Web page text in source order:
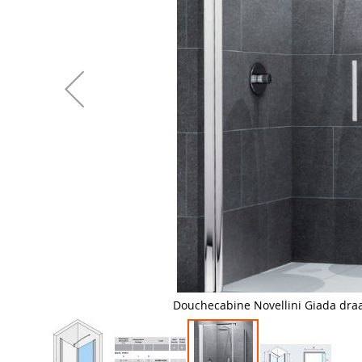
Douchecabine Novellini Giada